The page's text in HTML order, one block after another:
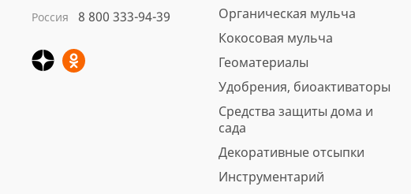
нефракционная, 60 л
Арт.: 4691
Россия 8 800 333-94-39
Органическая мульча
Кокосовая мульча
Геоматериалы
Удобрения, биоактиваторы
Средства защиты дома и
сада
Декоративные отсыпки
Инструментарий